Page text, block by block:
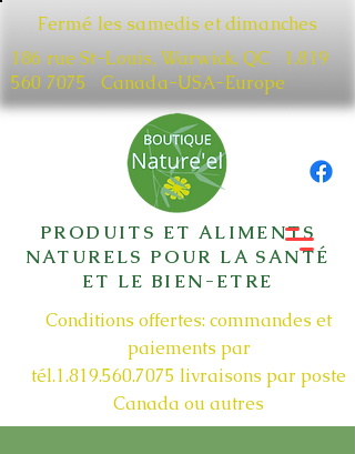
Fermé les samedis et dimanches
186 rue St-Louis, Warwick, QC​ 1.819
560 7075
Canada-USA-Europe
PRODUITS ET ALIMENTS
NATURELS POUR LA SANTÉ
ET LE BIEN-ETRE
Conditions offertes: commandes et
paiements par
tél.1.819.560.7075 livraisons par poste
Canada ou autres